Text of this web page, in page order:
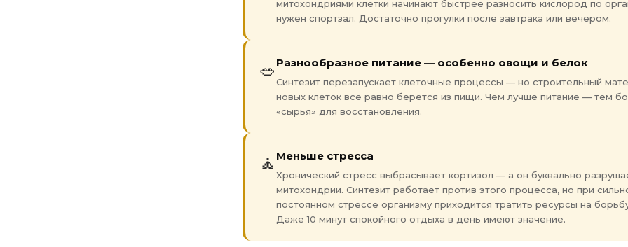
митохондриями клетки начинают быстрее разносить кислород по
нужен спортзал. Достаточно прогулки после завтрака или вечером.
🥗 Разнообразное питание — особенно овощи и белок
Синтезит перезапускает клеточные процессы — но строительный
новых клеток всё равно берётся из пищи. Чем лучше питание — тем
«сырья» для восстановления.
🧘 Меньше стресса
Хронический стресс выбрасывает кортизол — а он буквально
митохондрии. Синтезит работает против этого процесса, но при
постоянном стрессе организму приходится тратить ресурсы на
Даже 10 минут спокойного отдыха в день имеют значение.